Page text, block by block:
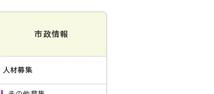
市政情報
人材募集